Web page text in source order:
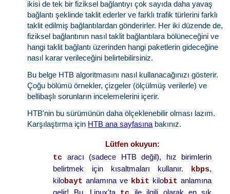
ikisi de tek bir fiziksel bağlantıyı çok sayıda daha yavaş
bağlantı şeklinde taklit ederler ve farklı trafik türlerini farklı
taklit edilmiş bağlantılardan gönderirler. Her iki düzende de,
fiziksel bağlantının nasıl taklit bağlantılara bölüneceğini ve
hangi taklit bağlantı üzerinden hangi paketlerin gideceğine
nasıl karar verileceğini belirtebilirsiniz.
Bu belge HTB algoritmasını nasıl kullanacağınızı gösterir.
Çoğu bölümü örnekler, çizgeler (ölçülmüş verilerle) ve
bellibaşlı sorunların incelemelerini içerir.
HTB'nin bu sürümünün daha ölçeklenebilir olması lazım.
Karşılaştırma için HTB ana sayfasına bakınız.
Lütfen okuyun:
tc aracı (sadece HTB değil), hız birimlerin
belirtmek için kısaltmaları kullanır. kbps,
kilobayt anlamına ve kbit kilobit anlamına
gelir! Bu, Linux'ta
ile ilgili olarak en sık